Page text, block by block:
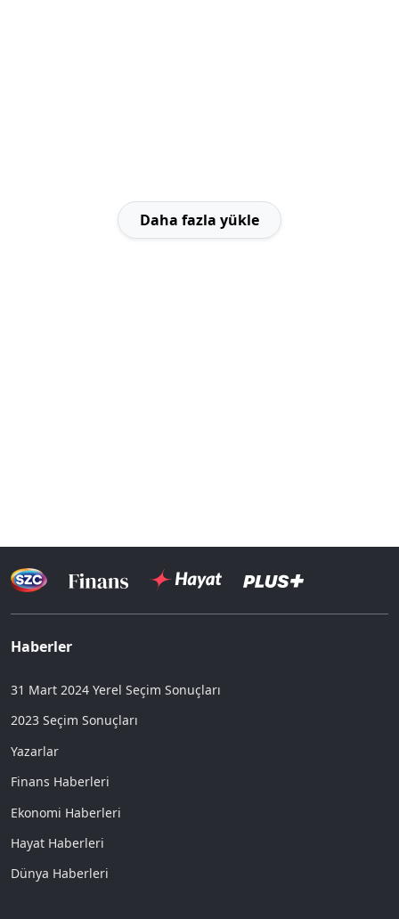
Daha fazla yükle
Haberler
31 Mart 2024 Yerel Seçim Sonuçları
2023 Seçim Sonuçları
Yazarlar
Finans Haberleri
Ekonomi Haberleri
Hayat Haberleri
Dünya Haberleri